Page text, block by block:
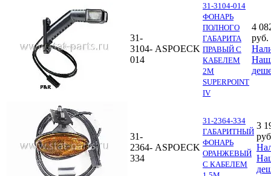
31-
3104-
014
ASPOECK
31-3104-014
ФОНАРЬ
ПОЛНОГО
ГАБАРИТА
ПРАВЫЙ С
КАБЕЛЕМ
2М
SUPERPOINT
IV
4
руб.
31-
2364-
334
ASPOECK
31-2364-334
ГАБАРИТНЫЙ
ФОНАРЬ
ОРАНЖЕВЫЙ
С КАБЕЛЕМ
3